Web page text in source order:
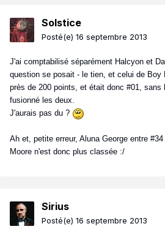
Solstice
Posté(e) 16 septembre 2013
J'ai comptabilisé séparément Halcyon et
question se posait - le tien, et celui de Boy
près de 200 points, et était donc #01, sans
fusionné les deux.
J'aurais pas du ?
Ah et, petite erreur, Aluna George entre
Moore n'est donc plus classée :/
Sirius
Posté(e) 16 septembre 2013